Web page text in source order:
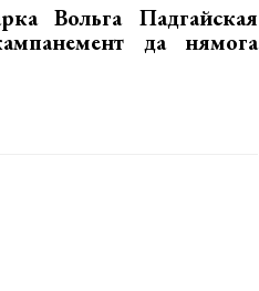
Вольга Падгайская
да нямога